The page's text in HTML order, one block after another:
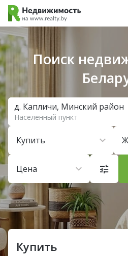
Поиск
Купить
Цена
д. Капличи, Минский район
Населенный пункт
Купить